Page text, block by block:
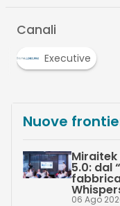
Canali
Executive
Nuove
Miraitek
5.0: dal
06 Ago